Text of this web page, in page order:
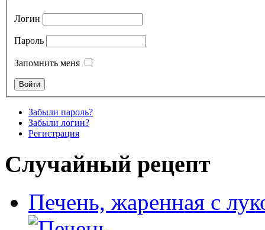
Логин
Пароль
Запомнить меня
Забыли пароль?
Забыли логин?
Регистрация
Случайный рецепт
Печень, жаренная с